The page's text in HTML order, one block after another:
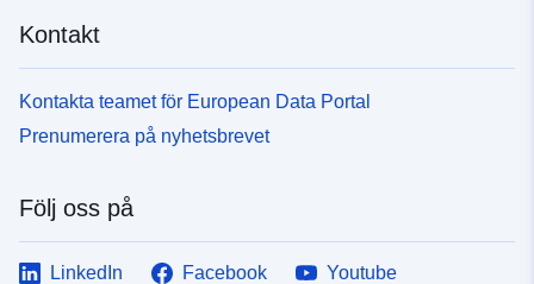
Kontakt
Kontakta teamet för European Data Portal
Prenumerera på nyhetsbrevet
Följ oss på
LinkedIn Facebook
Youtube